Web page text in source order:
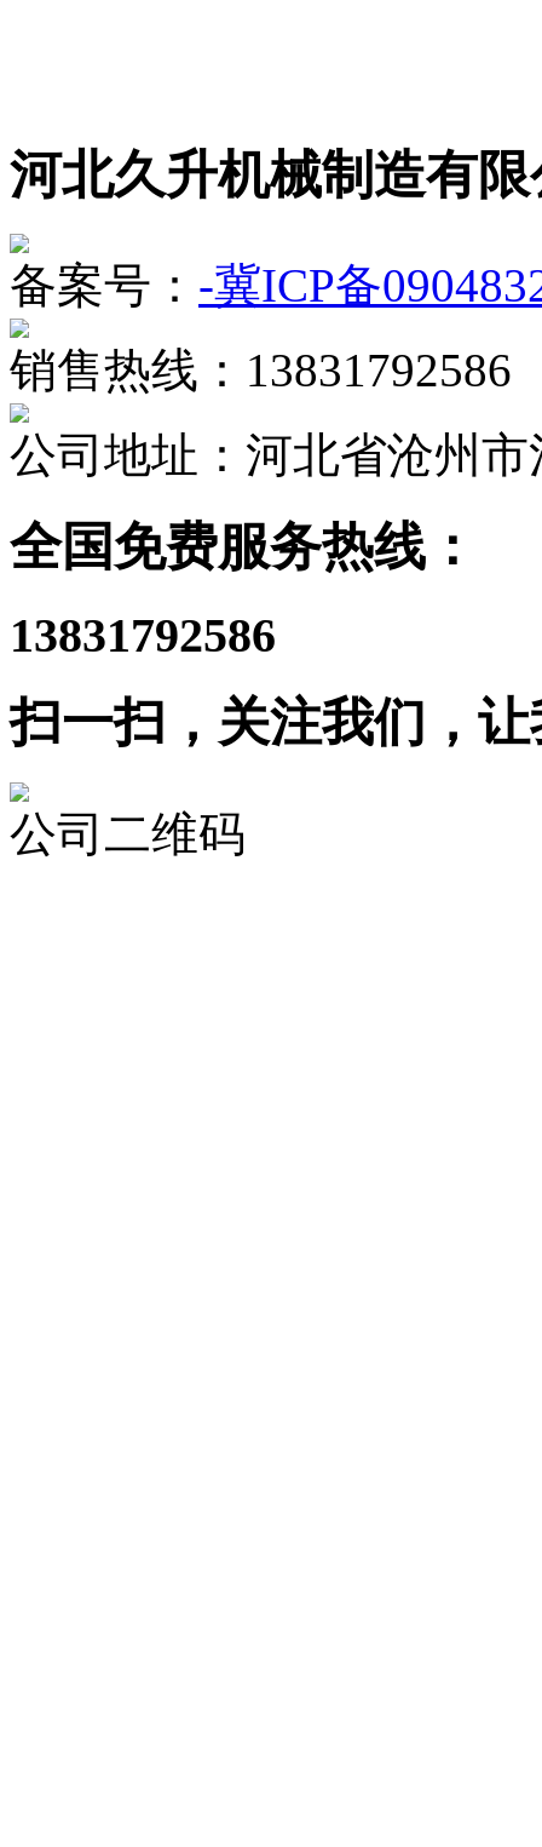
河北久升机械制造有
备案号： -冀ICP备
销售热线：13831792586
公司地址：河北省沧州
全国免费服务热线：
13831792586
扫一扫，关注我们，
公司二维码